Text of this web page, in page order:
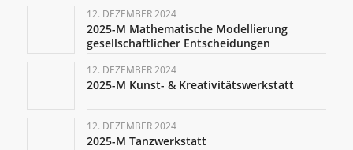
12. DEZEMBER 2024
2025-M Mathematische Modellierung
gesellschaftlicher Entscheidungen
12. DEZEMBER 2024
2025-M Kunst- & Kreativitätswerkstatt
12. DEZEMBER 2024
2025-M Tanzwerkstatt